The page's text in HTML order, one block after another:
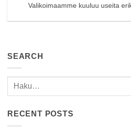
Valikoimaamme kuuluu useita
SEARCH
RECENT POSTS